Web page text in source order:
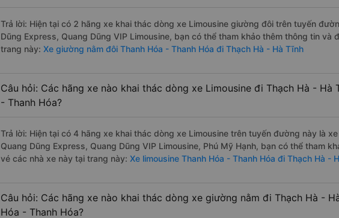
Trả lời: Hiện tại có 2 hãng xe khai thác dòng xe Limousine giường đôi trên tuyến
Dũng Express, Quang Dũng VIP Limousine, bạn có thể tham khảo thêm thông tin và
trang này: Xe giường nằm đôi Thanh Hóa - Thanh Hóa đi Thạch Hà - Hà Tĩnh
Câu hỏi: Các hãng xe nào khai thác dòng xe Limousine đi Thạch Hà - Hà
- Thanh Hóa?
Trả lời: Hiện tại có 4 hãng xe khai thác dòng xe Limousine trên tuyến đường này là xe
Quang Dũng Express, Quang Dũng VIP Limousine, Phú Mỹ Hạnh, bạn có thể tham
vé các nhà xe này tại trang này: Xe limousine Thanh Hóa - Thanh Hóa đi Thạch Hà -
Câu hỏi: Các hãng xe nào khai thác dòng xe giường nằm đi Thạch Hà -
Hóa - Thanh Hóa?